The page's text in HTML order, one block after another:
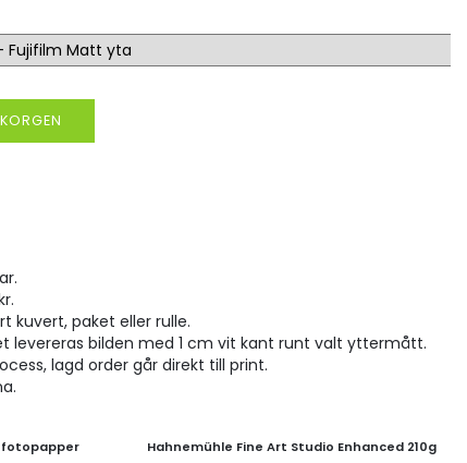
kuvert, paket eller rulle.
levereras bilden med 1 cm vit kant runt valt yttermått.
lagd order går direkt till print.
fotopapper Hahnemühle Fine Art Studio Enhanced 210g